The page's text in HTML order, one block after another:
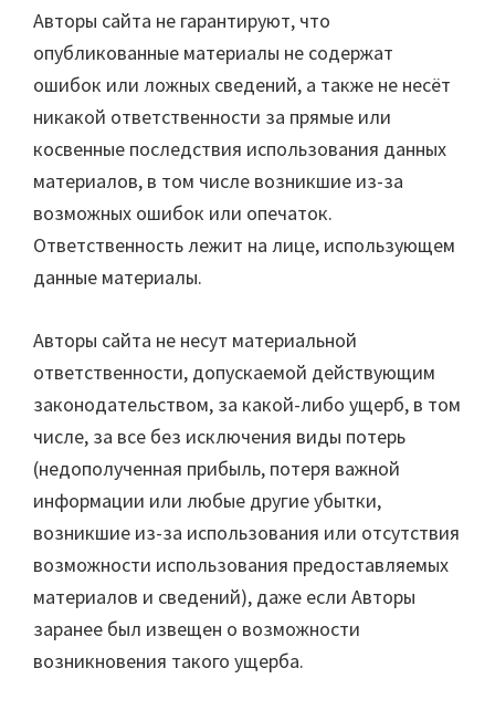
Авторы сайта не гарантируют, что
опубликованные материалы не содержат
ошибок или ложных сведений, а также не несёт
никакой ответственности за прямые или
косвенные последствия использования данных
материалов, в том числе возникшие из-за
возможных ошибок или опечаток.
Ответственность лежит на лице, использующем
данные материалы.
Авторы сайта не несут материальной
ответственности, допускаемой действующим
законодательством, за какой-либо ущерб, в том
числе, за все без исключения виды потерь
(недополученная прибыль, потеря важной
информации или любые другие убытки,
возникшие из-за использования или отсутствия
возможности использования предоставляемых
материалов и сведений), даже если Авторы
заранее был извещен о возможности
возникновения такого ущерба.